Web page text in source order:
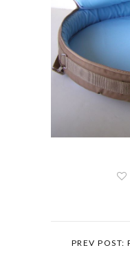
PREV POST: